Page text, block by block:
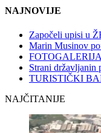
NAJNOVIJE
Započeli upisi u
Marin Musinov
FOTOGALERIJA
Strani državljanin
TURISTIČKI
NAJČITANIJE